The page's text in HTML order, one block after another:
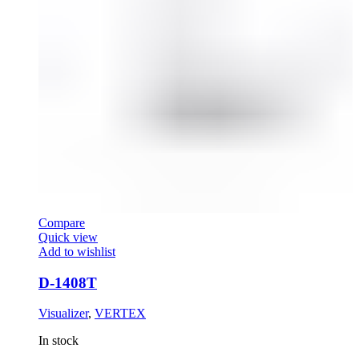
Compare
Quick view
Add to wishlist
D-1408T
Visualizer, VERTEX
In stock